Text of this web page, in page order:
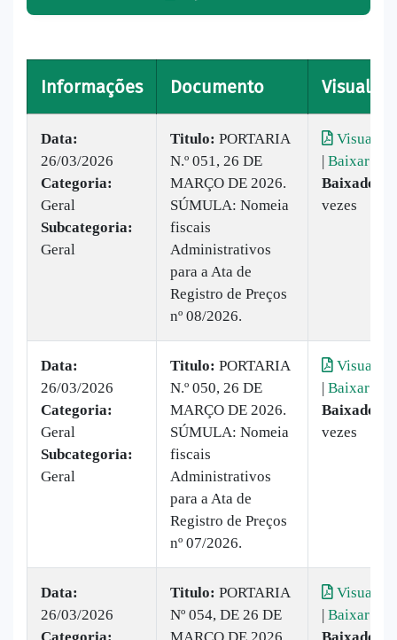
Informações Documento
Data:
26/03/2026
Categoria:
Geral
Subcategoria:
Geral
Titulo: PORTARIA
N.º 051, 26 DE
MARÇO DE 2026.
SÚMULA: Nomeia
fiscais
Administrativos
para a Ata de
Registro de Preços
nº 08/2026.
| Baixar
Baixado:
vezes
Data:
26/03/2026
Categoria:
Geral
Subcategoria:
Geral
Titulo: PORTARIA
N.º 050, 26 DE
MARÇO DE 2026.
SÚMULA: Nomeia
fiscais
Administrativos
para a Ata de
Registro de Preços
nº 07/2026.
| Baixar
Baixado:
vezes
Data:
26/03/2026
Titulo: PORTARIA
Nº 054, DE 26 DE
| Baixar